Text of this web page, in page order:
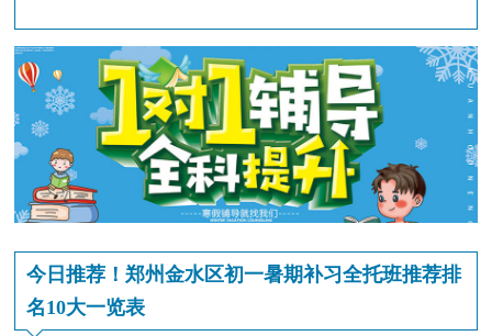
今日推荐！郑州金水区初一暑期补习全托班推荐排
名10大一览表